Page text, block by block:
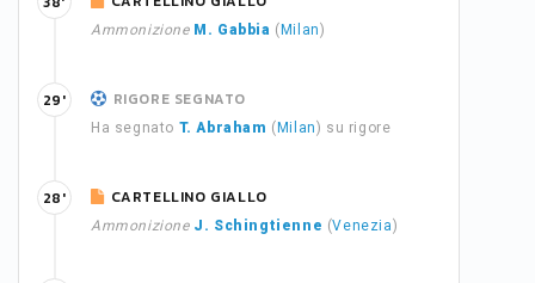
Ammonizione M. Gabbia ( Milan)
RIGORE SEGNATO
Ha segnato T. Abraham ( Milan) su rigore
29'
CARTELLINO GIALLO
Ammonizione J. Schingtienne (Venezia)
28'